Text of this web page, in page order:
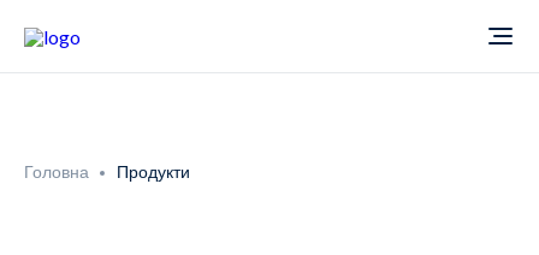
Новини
Головна Продукти